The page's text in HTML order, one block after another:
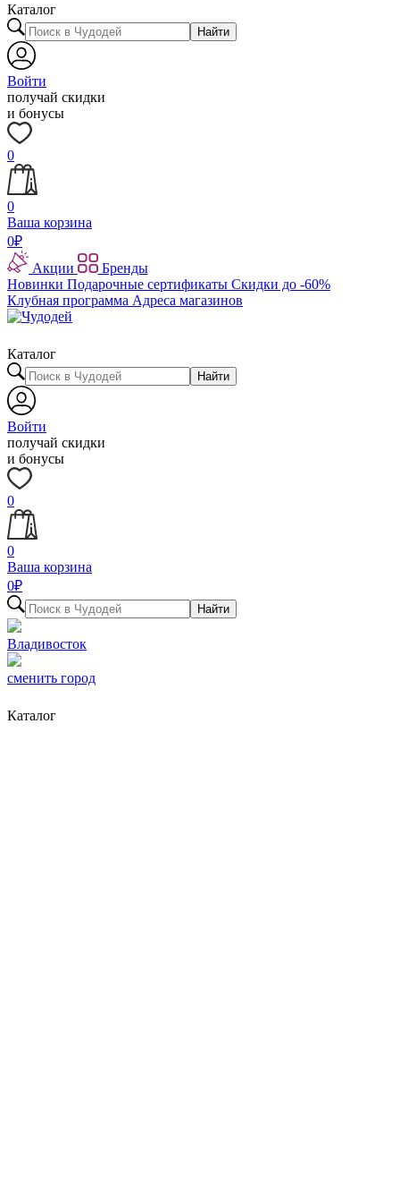
Каталог
Найти
Войти
получай скидки
и бонусы
0
0
Ваша корзина
0₽
Акции
Бренды
Новинки Подарочные сертификаты Скидки до -60%
Клубная программа Адреса магазинов
Каталог
Найти
Войти
получай скидки
и бонусы
0
0
Ваша корзина
0₽
Найти
Владивосток
сменить город
Каталог